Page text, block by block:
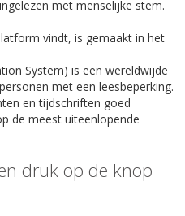
met menselijke stem.
vindt, is gemaakt in het
System) is een wereldwijde
met een leesbeperking.
en tijdschriften goed
de meest uiteenlopende
druk op de knop